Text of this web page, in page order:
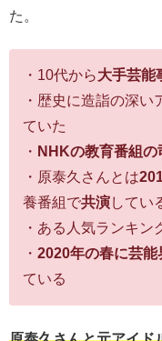
た。
・10代から大手芸能
・歴史に造詣の深い
ていた
・ NHKの教育番組の
・原泰久さんとは
養番組で共演してい
・ある人気ランキ
・ 2020年の春に芸能
ている